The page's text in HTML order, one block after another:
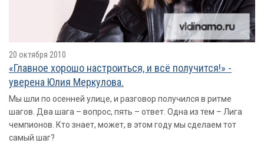
20 октября 2010
«Главное хорошо настроиться, и всё получится!» -
уверена Юлия Меркулова.
Мы шли по осенней улице, и разговор получился в ритме
шагов. Два шага – вопрос, пять – ответ. Одна из тем – Лига
чемпионов. Кто знает, может, в этом году мы сделаем тот
самый шаг?